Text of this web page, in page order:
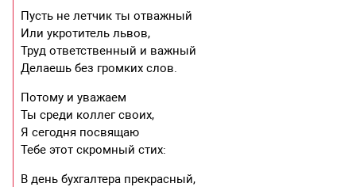
Пусть не летчик ты отважный
Или укротитель львов,
Труд ответственный и важный
Делаешь без громких слов.
Потому и уважаем
Ты среди коллег своих,
Я сегодня посвящаю
Тебе этот скромный стих:
В день бухгалтера прекрасный,